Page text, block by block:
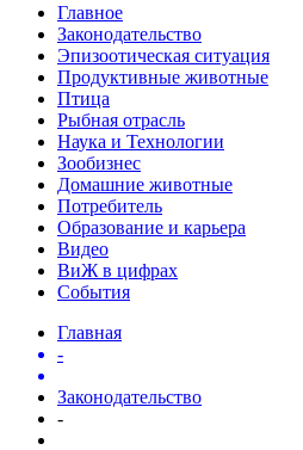
Главное
Законодательство
Эпизоотическая ситуация
Продуктивные животные
Птица
Рыбная отрасль
Наука и Технологии
Зообизнес
Домашние животные
Потребитель
Образование и карьера
Видео
ВиЖ в цифрах
События
Главная
-
Законодательство
-